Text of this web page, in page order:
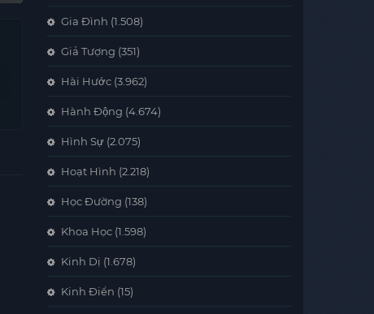
Gia Đình (1.508)
Giả Tượng (351)
Hài Hước (3.962)
Hành Động (4.674)
Hình Sự (2.075)
Hoạt Hình (2.218)
Học Đường (138)
Khoa Học (1.598)
Kinh Dị (1.678)
Kinh Điển (15)